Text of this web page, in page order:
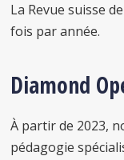
La Revue suisse
fois par année.
Diamond
À partir de 2023,
pédagogie